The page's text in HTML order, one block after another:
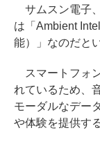
サムスン電子
は「Ambient
能）」なのだと
スマートフォ
れているため、
モーダルなデー
や体験を提供す